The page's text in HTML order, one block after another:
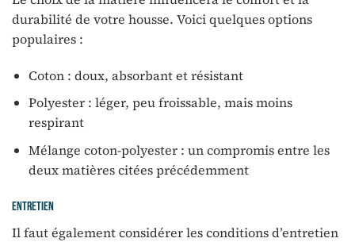
durabilité de votre housse. Voici quelques options
populaires :
Coton : doux, absorbant et résistant
Polyester : léger, peu froissable, mais moins
respirant
Mélange coton-polyester : un compromis entre les
deux matières citées précédemment
Entretien
Il faut également considérer les conditions d’entretien